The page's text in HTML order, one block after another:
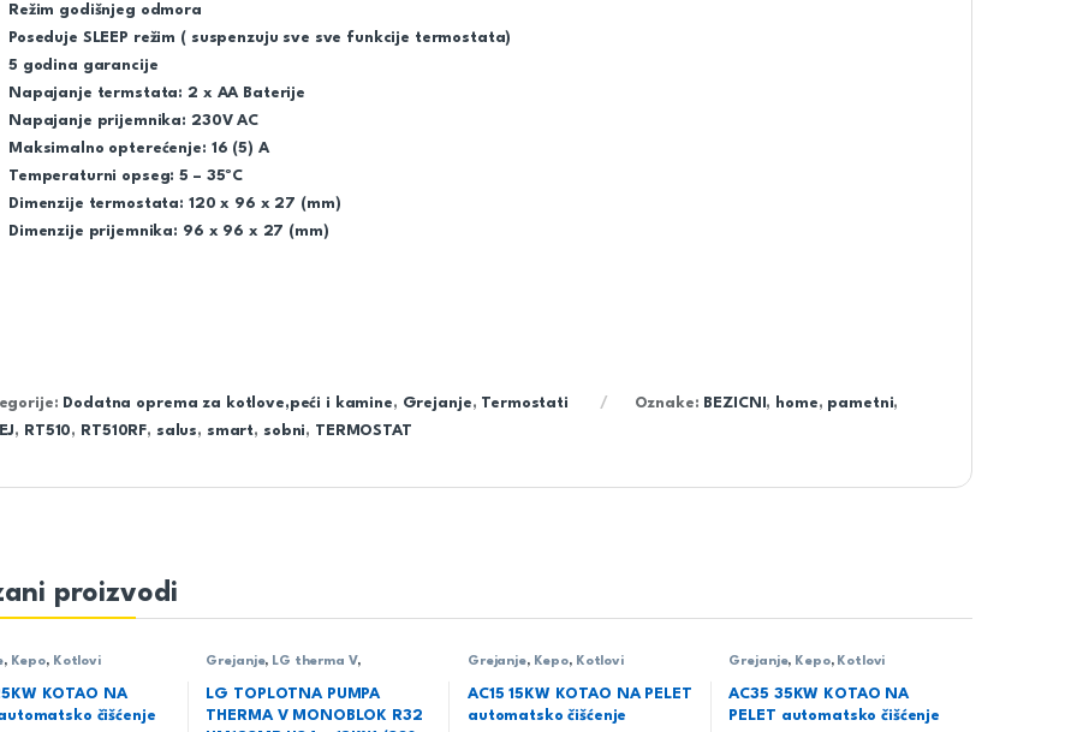
Režim godišnjeg odmora
Poseduje SLEEP režim ( suspenzuju sve sve funkcije termostata)
5 godina garancije
Napajanje termstata: 2 x AA Baterije
Napajanje prijemnika: 230V AC
Maksimalno opterećenje: 16 (5) A
Temperaturni opseg: 5 – 35ºC
Dimenzije termostata: 120 x 96 x 27 (mm)
Dimenzije prijemnika: 96 x 96 x 27 (mm)
Dodatna oprema za kotlove,peći i kamine, Grejanje, Termostati Oznake: BEZICNI , home, pametni,
, RT510, RT510RF, salus, smart, sobni, TERMOSTAT
proizvodi
, Kepo, Kotlovi
KOTAO NA
automatsko čišćenje
Grejanje, LG therma V,
LG TOPLOTNA PUMPA
THERMA V MONOBLOK R32
Grejanje, Kepo, Kotlovi
AC15 15KW KOTAO NA PELET
automatsko čišćenje
Grejanje, Kepo, Kotlovi
AC35 35KW KOTAO NA
PELET automatsko čišćenje